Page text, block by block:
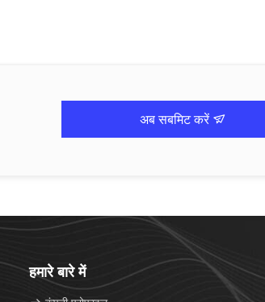
अब सबमिट करें
हमारे बारे में